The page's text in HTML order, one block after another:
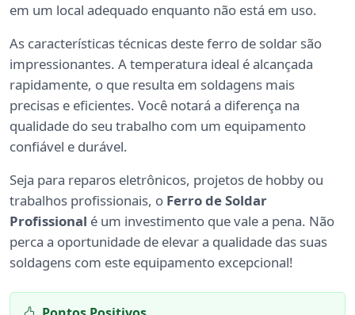
em um local adequado enquanto não está em uso.
As características técnicas deste ferro de soldar são
impressionantes. A temperatura ideal é alcançada
rapidamente, o que resulta em soldagens mais
precisas e eficientes. Você notará a diferença na
qualidade do seu trabalho com um equipamento
confiável e durável.
Seja para reparos eletrônicos, projetos de hobby ou
trabalhos profissionais, o Ferro de Soldar
Profissional é um investimento que vale a pena. Não
perca a oportunidade de elevar a qualidade das suas
soldagens com este equipamento excepcional!